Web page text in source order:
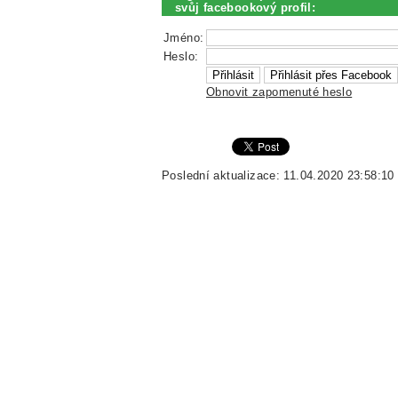
svůj facebookový profil:
Jméno:
Heslo:
Obnovit zapomenuté heslo
Poslední aktualizace: 11.04.2020 23:58:10